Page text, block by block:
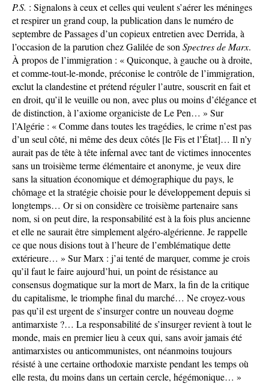
P.S. : Signalons à ceux et celles qui veulent s’aérer les méninges
et respirer un grand coup, la publication dans le numéro de
septembre de Passages d’un copieux entretien avec Derrida, à
l’occasion de la parution chez Galilée de son Spectres de Marx.
À propos de l’immigration : « Quiconque, à gauche ou à droite,
et comme-tout-le-monde, préconise le contrôle de l’immigration,
exclut la clandestine et prétend réguler l’autre, souscrit en fait et
en droit, qu’il le veuille ou non, avec plus ou moins d’élégance et
de distinction, à l’axiome organiciste de Le Pen… » Sur
l’Algérie : « Comme dans toutes les tragédies, le crime n’est pas
d’un seul côté, ni même des deux côtés [le Fis et l’État]… Il n’y
aurait pas de tête à tête infernal avec tant de victimes innocentes
sans un troisième terme élémentaire et anonyme, je veux dire
sans la situation économique et démo­graphique du pays, le
chômage et la stratégie choisie pour le développement depuis si
longtemps… Or si on considère ce troisième partenaire sans
nom, si on peut dire, la responsabilité est à la fois plus ancienne
et elle ne saurait être simplement algéro-algérienne. Je rappelle
ce que nous disions tout à l’heure de l’emblématique dette
extérieure… » Sur Marx : j’ai tenté de marquer, comme je crois
qu’il faut le faire aujourd’hui, un point de résistance au
consensus dogmatique sur la mort de Marx, la fin de la critique
du capitalisme, le triomphe final du marché… Ne croyez-vous
pas qu’il est urgent de s’insurger contre un nouveau dogme
antimarxiste ?… La responsabilité de s’insurger revient à tout le
monde, mais en premier lieu à ceux qui, sans avoir jamais été
antimarxistes ou anticommunistes, ont néanmoins toujours
résisté à une certaine orthodoxie marxiste pendant les temps où
elle resta, du moins dans un certain cercle, hégémonique… »